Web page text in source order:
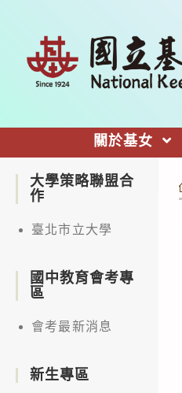
關於基女
大學策略聯盟合
作
臺北市立大學
國中教育會考專
區
會考最新消息
新生專區